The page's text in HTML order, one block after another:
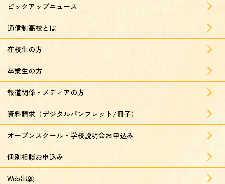
ピックアップニュース
通信制高校とは
在校生の方
卒業生の方
報道関係・メディアの方
資料請求（デジタルパンフレット/冊子）
オープンスクール・学校説明会お申込み
個別相談お申込み
Web出願